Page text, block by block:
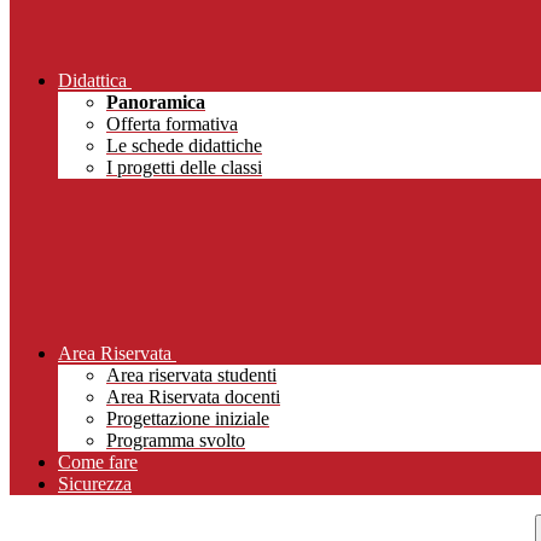
Didattica
Panoramica
Offerta formativa
Le schede didattiche
I progetti delle classi
Area Riservata
Area riservata studenti
Area Riservata docenti
Progettazione iniziale
Programma svolto
Come fare
Sicurezza